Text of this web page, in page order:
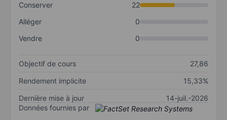
Conserver
22
Alléger
0
Vendre
0
Objectif de cours
27,86
Rendement implicite
15,33%
Dernière mise à jour
14-juil.-2026
Données fournies par